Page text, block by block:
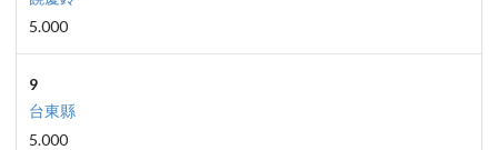
5.000
9
台東縣
5.000